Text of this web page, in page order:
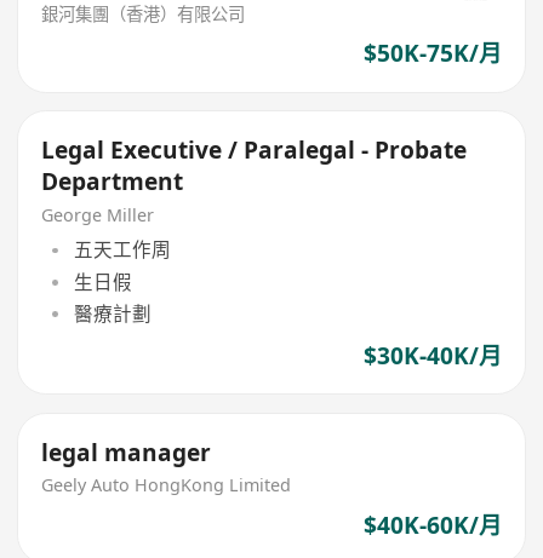
銀河集團（香港）有限公司
$50K-75K/月
Legal Executive / Paralegal - Probate
Department
George Miller
五天工作周
生日假
醫療計劃
$30K-40K/月
legal manager
Geely Auto HongKong Limited
$40K-60K/月